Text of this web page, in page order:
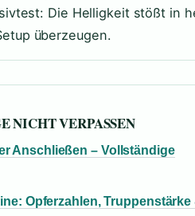
Die Helligkeit stößt in
überzeugen.
NICHT VERPASSEN
Anschließen – Vollständige
Opferzahlen, Truppenstärke